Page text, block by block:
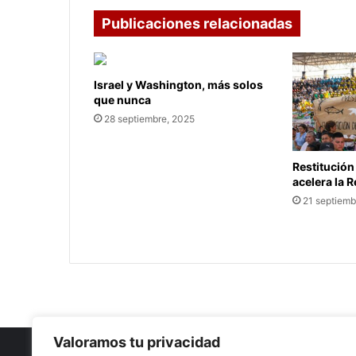
Valoramos tu privacidad
Publicaciones relacionadas
Israel y Washington, más solos
que nunca
28 septiembre, 2025
acelera la
21